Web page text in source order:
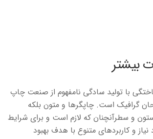
بیشتر
با تولید سادگی نامفهوم از صنعت چاپ
گرافیک است. چاپگرها و متون بلکه
و سطرآنچنان که لازم است و برای شرایط
نیاز و کاربردهای متنوع با هدف بهبود